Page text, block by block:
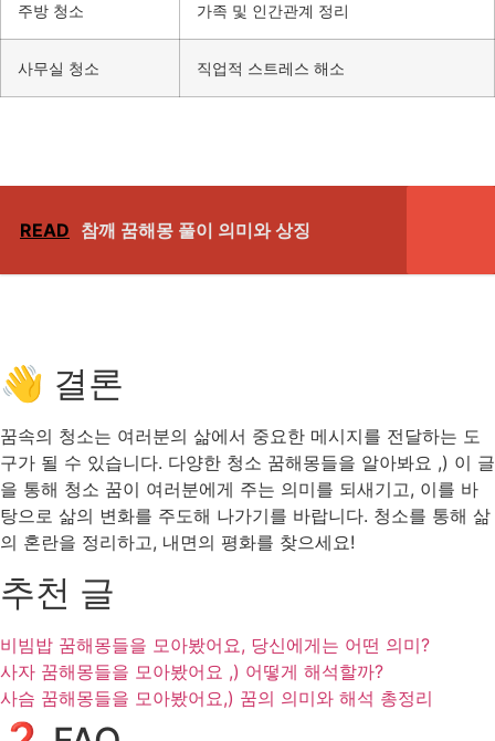
주방 청소 가족 및 인간관계 정리
사무실 청소 직업적 스트레스 해소
READ 참깨 꿈해몽 풀이 의미와 상징
👋 결론
꿈속의 청소는 여러분의 삶에서 중요한 메시지를 전달하는 도
구가 될 수 있습니다. 다양한 청소 꿈해몽들을 알아봐요 ,) 이 글
을 통해 청소 꿈이 여러분에게 주는 의미를 되새기고, 이를 바
탕으로 삶의 변화를 주도해 나가기를 바랍니다. 청소를 통해 삶
의 혼란을 정리하고, 내면의 평화를 찾으세요!
추천 글
비빔밥 꿈해몽들을 모아봤어요, 당신에게는 어떤 의미?
사자 꿈해몽들을 모아봤어요 ,) 어떻게 해석할까?
사슴 꿈해몽들을 모아봤어요,) 꿈의 의미와 해석 총정리